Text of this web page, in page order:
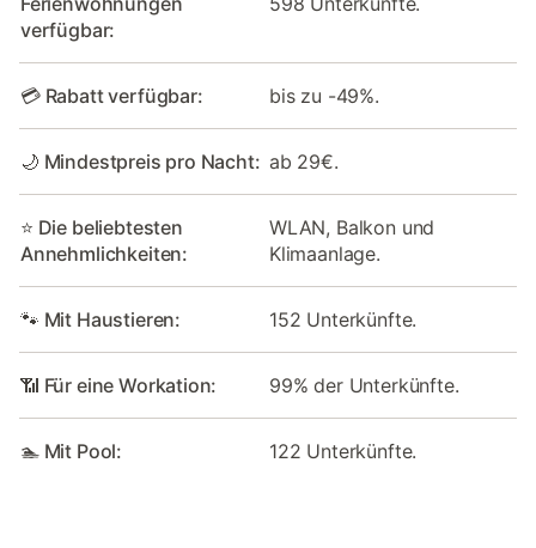
verfügbar:
💳 Rabatt verfügbar: bis zu -49%.
🌙 Mindestpreis pro Nacht: ab 29€.
⭐ Die beliebtesten
Annehmlichkeiten:
WLAN, Balkon und
Klimaanlage.
🐾 Mit Haustieren: 152 Unterkünfte.
📶 Für eine Workation: 99% der Unterkünfte.
🏊 Mit Pool: 122 Unterkünfte.